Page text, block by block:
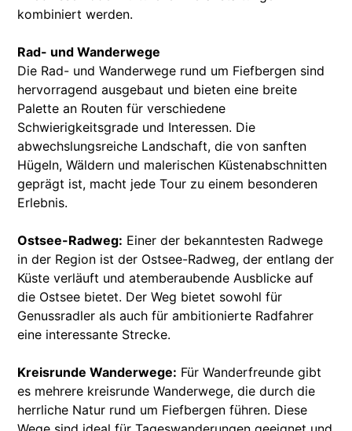
kombiniert werden.
Rad- und Wanderwege
Die Rad- und Wanderwege rund um Fiefbergen sind
hervorragend ausgebaut und bieten eine breite
Palette an Routen für verschiedene
Schwierigkeitsgrade und Interessen. Die
abwechslungsreiche Landschaft, die von sanften
Hügeln, Wäldern und malerischen Küstenabschnitten
geprägt ist, macht jede Tour zu einem besonderen
Erlebnis.
Ostsee-Radweg: Einer der bekanntesten Radwege
in der Region ist der Ostsee-Radweg, der entlang der
Küste verläuft und atemberaubende Ausblicke auf
die Ostsee bietet. Der Weg bietet sowohl für
Genussradler als auch für ambitionierte Radfahrer
eine interessante Strecke.
Kreisrunde Wanderwege: Für Wanderfreunde gibt
es mehrere kreisrunde Wanderwege, die durch die
herrliche Natur rund um Fiefbergen führen. Diese